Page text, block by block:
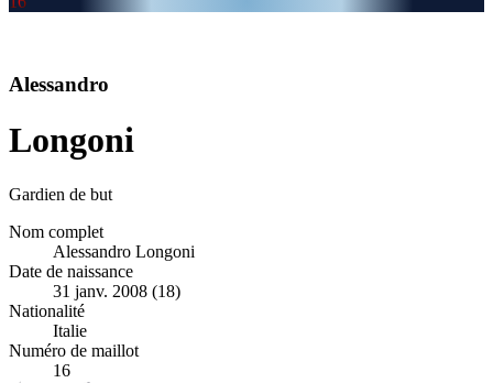
Alessandro
Longoni
Gardien de but
Nom complet
Alessandro Longoni
Date de naissance
31 janv. 2008 (18)
Nationalité
Italie
Numéro de maillot
16